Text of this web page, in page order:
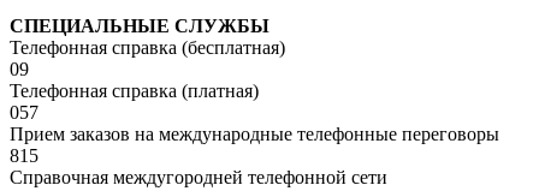
СПЕЦИАЛЬНЫЕ СЛУЖБЫ
Телефонная справка (бесплатная)
09
Телефонная справка (платная)
057
Прием заказов на международные телефонные переговоры
815
Справочная междугородней телефонной сети